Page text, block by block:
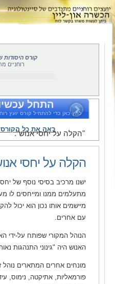
קורס היסודות
רוחניים
התחל
לחץ כאן כדי להתחיל קורס יועץ
ראה את כל
"הקלה על יחסי אנוש".
הקלה על יחסי
ישנו מרכיב בסיסי נוסף של
מתעלמים ממנו ומייחסים לו
מיישמים אותו נכון הוא יכול
עם אחרים.
הנוהל המקורי שפותח על-ידי
האנוש היה "גינוני התנהגות
מונחים אחרים המתארים נוהל
פורמאליות, אתיקטה, נימוס,